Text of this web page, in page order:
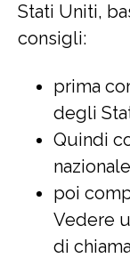
Stati Uniti,
consigli:
prima
degli
Quindi
poi
Vedere
di